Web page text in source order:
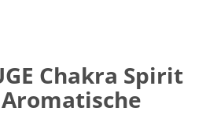
Chakra Spirit